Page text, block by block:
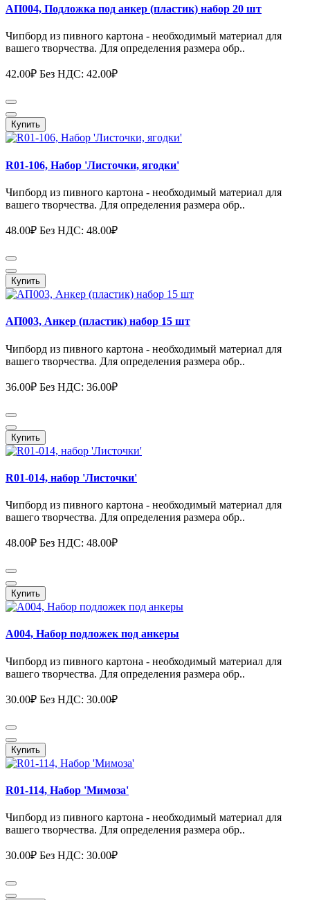
АП004, Подложка под анкер (пластик) набор 20 шт
Чипборд из пивного картона - необходимый материал для
вашего творчества. Для определения размера обр..
42.00₽ Без НДС: 42.00₽
Купить
R01-106, Набор 'Листочки, ягодки'
Чипборд из пивного картона - необходимый материал для
вашего творчества. Для определения размера обр..
48.00₽ Без НДС: 48.00₽
Купить
АП003, Анкер (пластик) набор 15 шт
Чипборд из пивного картона - необходимый материал для
вашего творчества. Для определения размера обр..
36.00₽ Без НДС: 36.00₽
Купить
R01-014, набор 'Листочки'
Чипборд из пивного картона - необходимый материал для
вашего творчества. Для определения размера обр..
48.00₽ Без НДС: 48.00₽
Купить
А004, Набор подложек под анкеры
Чипборд из пивного картона - необходимый материал для
вашего творчества. Для определения размера обр..
30.00₽ Без НДС: 30.00₽
Купить
R01-114, Набор 'Мимоза'
Чипборд из пивного картона - необходимый материал для
вашего творчества. Для определения размера обр..
30.00₽ Без НДС: 30.00₽